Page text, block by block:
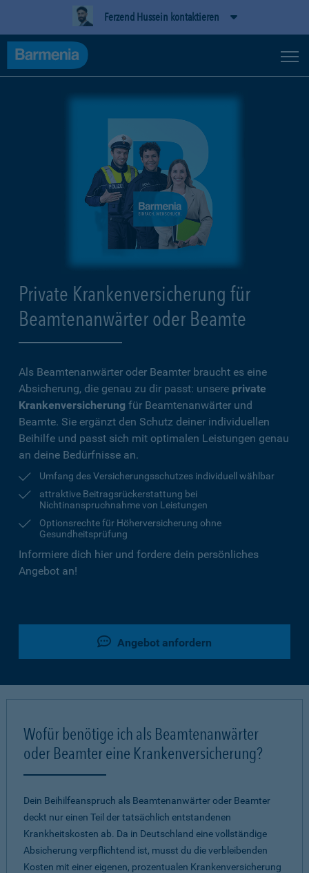
Ferzend Hussein kontaktieren
Private Krankenversicherung für
Beamtenanwärter oder Beamte
Als Beamtenanwärter oder Beamter braucht es eine
Absicherung, die genau zu dir passt: unsere private
Krankenversicherung für Beamtenanwärter und
Beamte. Sie ergänzt den Schutz deiner individuellen
Beihilfe und passt sich mit optimalen Leistungen genau
an deine Bedürfnisse an.
Umfang des Versicherungsschutzes individuell wählbar
attraktive Beitragsrückerstattung bei
Nichtinanspruchnahme von Leistungen
Optionsrechte für Höherversicherung ohne
Gesundheitsprüfung
Informiere dich hier und fordere dein persönliches
Angebot an!
Angebot anfordern
Wofür benötige ich als Beamtenanwärter
oder Beamter eine Krankenversicherung?
Dein Beihilfeanspruch als Beamtenanwärter oder Beamter
deckt nur einen Teil der tatsächlich entstandenen
Krankheitskosten ab. Da in Deutschland eine vollständige
Absicherung verpflichtend ist, musst du die verbleibenden
Kosten mit einer eigenen, prozentualen Krankenversicherung